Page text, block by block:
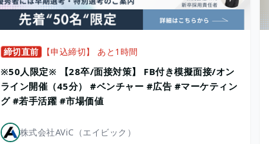
締切直前 【申込締切】 あと1時間
※50人限定※ 【28卒/面接対策】 FB付き模擬面接/オン
ライン開催（45分） #ベンチャー #広告 #マーケティン
グ #若手活躍 #市場価値
株式会社AViC（エイビック）